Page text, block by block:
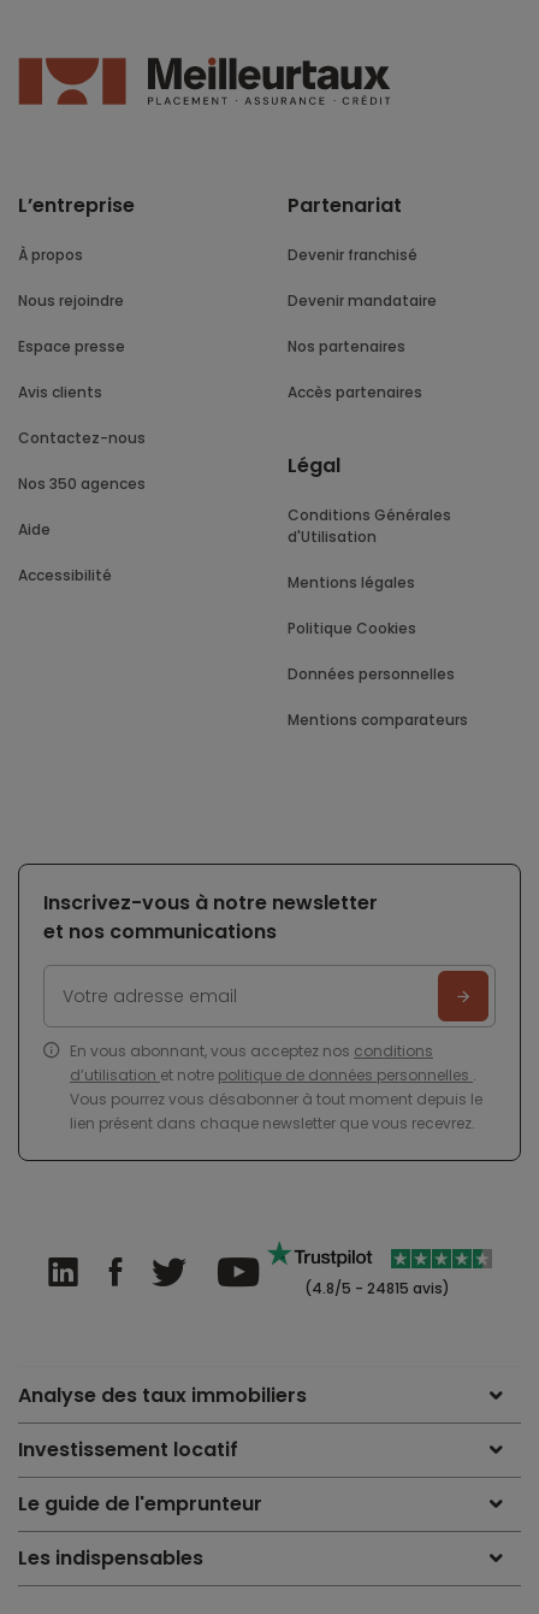
L’entreprise
À propos
Nous rejoindre
Espace presse
Avis clients
Contactez-nous
Nos 350 agences
Aide
Accessibilité
Partenariat
Devenir franchisé
Devenir mandataire
Nos partenaires
Accès partenaires
Légal
Conditions Générales
d'Utilisation
Mentions légales
Politique Cookies
Données personnelles
Mentions comparateurs
Inscrivez-vous à notre newsletter
et nos communications
En vous abonnant, vous acceptez nos conditions
d’utilisation et notre politique de données personnelles .
Vous pourrez vous désabonner à tout moment depuis le
lien présent dans chaque newsletter que vous recevrez.
(4.8/5 - 24815 avis)
Analyse des taux immobiliers
Investissement locatif
Le guide de l'emprunteur
Les indispensables